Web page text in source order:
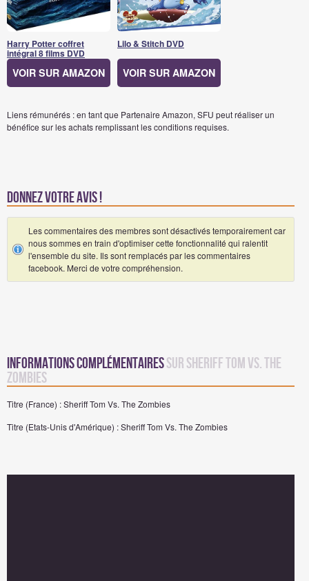
Harry Potter coffret
intégral 8 films DVD
VOIR SUR AMAZON
Lilo & Stitch DVD
VOIR SUR AMAZON
Liens rémunérés : en tant que Partenaire Amazon, SFU peut réaliser un
bénéfice sur les achats remplissant les conditions requises.
Donnez votre avis !
Les commentaires des membres sont désactivés temporairement car
nous sommes en train d'optimiser cette fonctionnalité qui ralentit
l'ensemble du site. Ils sont remplacés par les commentaires
facebook. Merci de votre compréhension.
Informations complémentairessur Sheriff Tom Vs. The
Zombies
Titre (France) : Sheriff Tom Vs. The Zombies
Titre (Etats-Unis d'Amérique) : Sheriff Tom Vs. The Zombies